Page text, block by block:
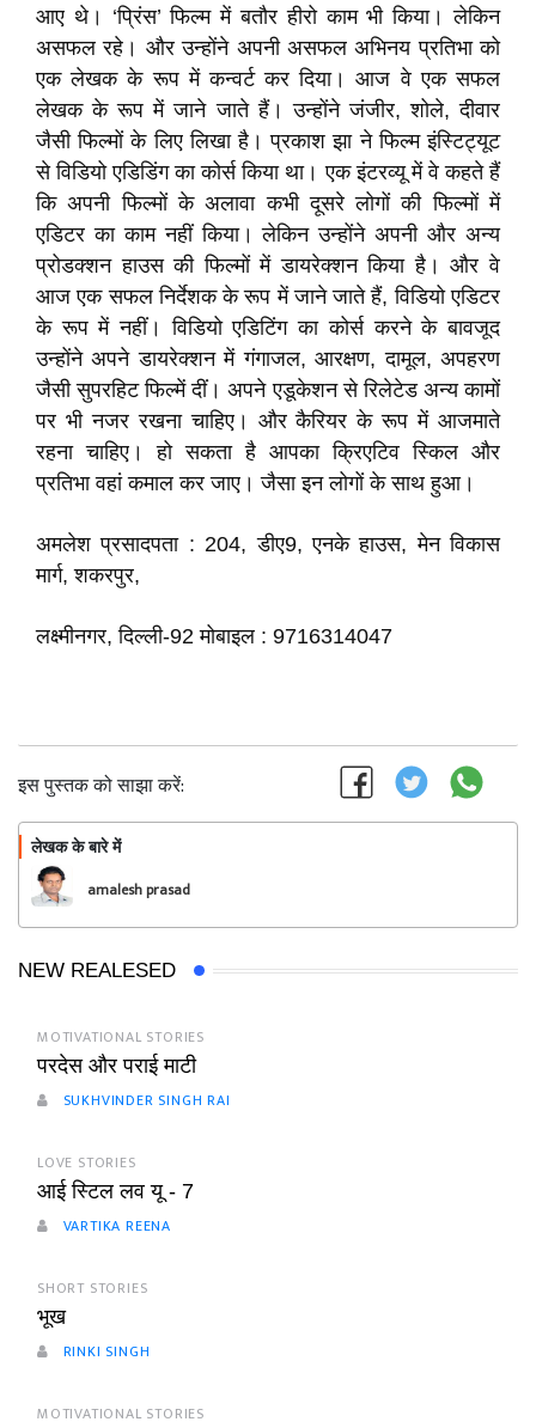
आए थे। ‘प्रिंस’ फिल्‍म में बतौर हीरो काम भी किया। लेकिन
असफल रहे। और उन्‍होंने अपनी असफल अभिनय प्रतिभा को
एक लेखक के रूप में कन्‍वर्ट कर दिया। आज वे एक सफल
लेखक के रूप में जाने जाते हैं। उन्‍होंने जंजीर, शोले, दीवार
जैसी फिल्‍मों के लिए लिखा है। प्रकाश झा ने फिल्‍म इंस्‍टिट्यूट
से विडियो एडिडिंग का कोर्स किया था। एक इंटरव्‍यू में वे कहते हैं
कि अपनी फिल्‍मों के अलावा कभी दूसरे लोगों की फिल्‍मों में
एडिटर का काम नहीं किया। लेकिन उन्‍होंने अपनी और अन्‍य
प्रोडक्‍शन हाउस की फिल्‍मों में डायरेक्‍शन किया है। और वे
आज एक सफल निर्देशक के रूप में जाने जाते हैं, विडियो एडिटर
के रूप में नहीं। विडियो एडिटिंग का कोर्स करने के बावजूद
उन्‍होंने अपने डायरेक्‍शन में गंगाजल, आरक्षण, दामूल, अपहरण
जैसी सुपरहिट फिल्‍में दीं। अपने एडूकेशन से रिलेटेड अन्‍य कामों
पर भी नजर रखना चाहिए। और कैरियर के रूप में आजमाते
रहना चाहिए। हो सकता है आपका क्रिएटिव स्‍किल और
प्रतिभा वहां कमाल कर जाए। जैसा इन लोगों के साथ हुआ।
अमलेश प्रसादपता : 204, डीए9, एनके हाउस, मेन विकास
मार्ग, शकरपुर,
लक्ष्‍मीनगर, दिल्‍ली-92 मोबाइल : 9716314047
इस पुस्तक को साझा करें:
लेखक के बारे में
amalesh prasad
NEW REALESED
MOTIVATIONAL STORIES
परदेस और पराई माटी
SUKHVINDER SINGH RAI
LOVE STORIES
आई स्टिल लव यू - 7
VARTIKA REENA
SHORT STORIES
भूख
RINKI SINGH
MOTIVATIONAL STORIES